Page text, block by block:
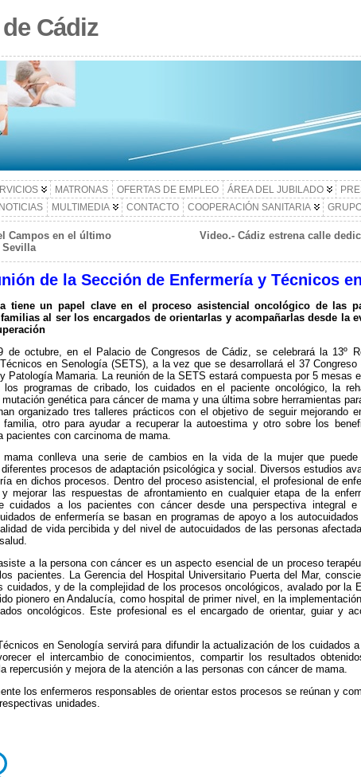
Cádiz
MATRONAS OFERTAS DE EMPLEO ÁREA DEL JUBILADO
NOTICIAS MULTIMEDIA CONTACTO COOPERACIÓN SANITARIA
Campos en el último
Sevilla
Video.- Cádiz estrena calle
de la Sección de Enfermería y Técnicos
tiene un papel clave en el proceso asistencial oncológico de las
al ser los encargados de orientarlas y acompañarlas desde la
de octubre, en el Palacio de Congresos de Cádiz, se celebrará la 13º
en Senología (SETS), a la vez que se desarrollará el 37
Patología Mamaria. La reunión de la SETS estará compuesta por 5 mesas
los programas de cribado, los cuidados en el paciente oncológico, la
genética para cáncer de mama y una última sobre herramientas
organizado tres talleres prácticos con el objetivo de seguir mejorando
otro para ayudar a recuperar la autoestima y otro sobre los
pacientes con carcinoma de mama.
mama conlleva una serie de cambios en la vida de la mujer que
procesos de adaptación psicológica y social. Diversos estudios
en dichos procesos. Dentro del proceso asistencial, el profesional de
mejorar las respuestas de afrontamiento en cualquier etapa de la
cuidados a los pacientes con cáncer desde una perspectiva integral
de enfermería se basan en programas de apoyo a los
de vida percibida y del nivel de autocuidados de las personas
a la persona con cáncer es un aspecto esencial de un proceso
pacientes. La Gerencia del Hospital Universitario Puerta del Mar,
cuidados, y de la complejidad de los procesos oncológicos, avalado por la
pionero en Andalucía, como hospital de primer nivel, en la
oncológicos. Este profesional es el encargado de orientar, guiar y
en Senología servirá para difundir la actualización de los cuidados
el intercambio de conocimientos, compartir los resultados
repercusión y mejora de la atención a las personas con cáncer de mama.
los enfermeros responsables de orientar estos procesos se reúnan y
unidades.